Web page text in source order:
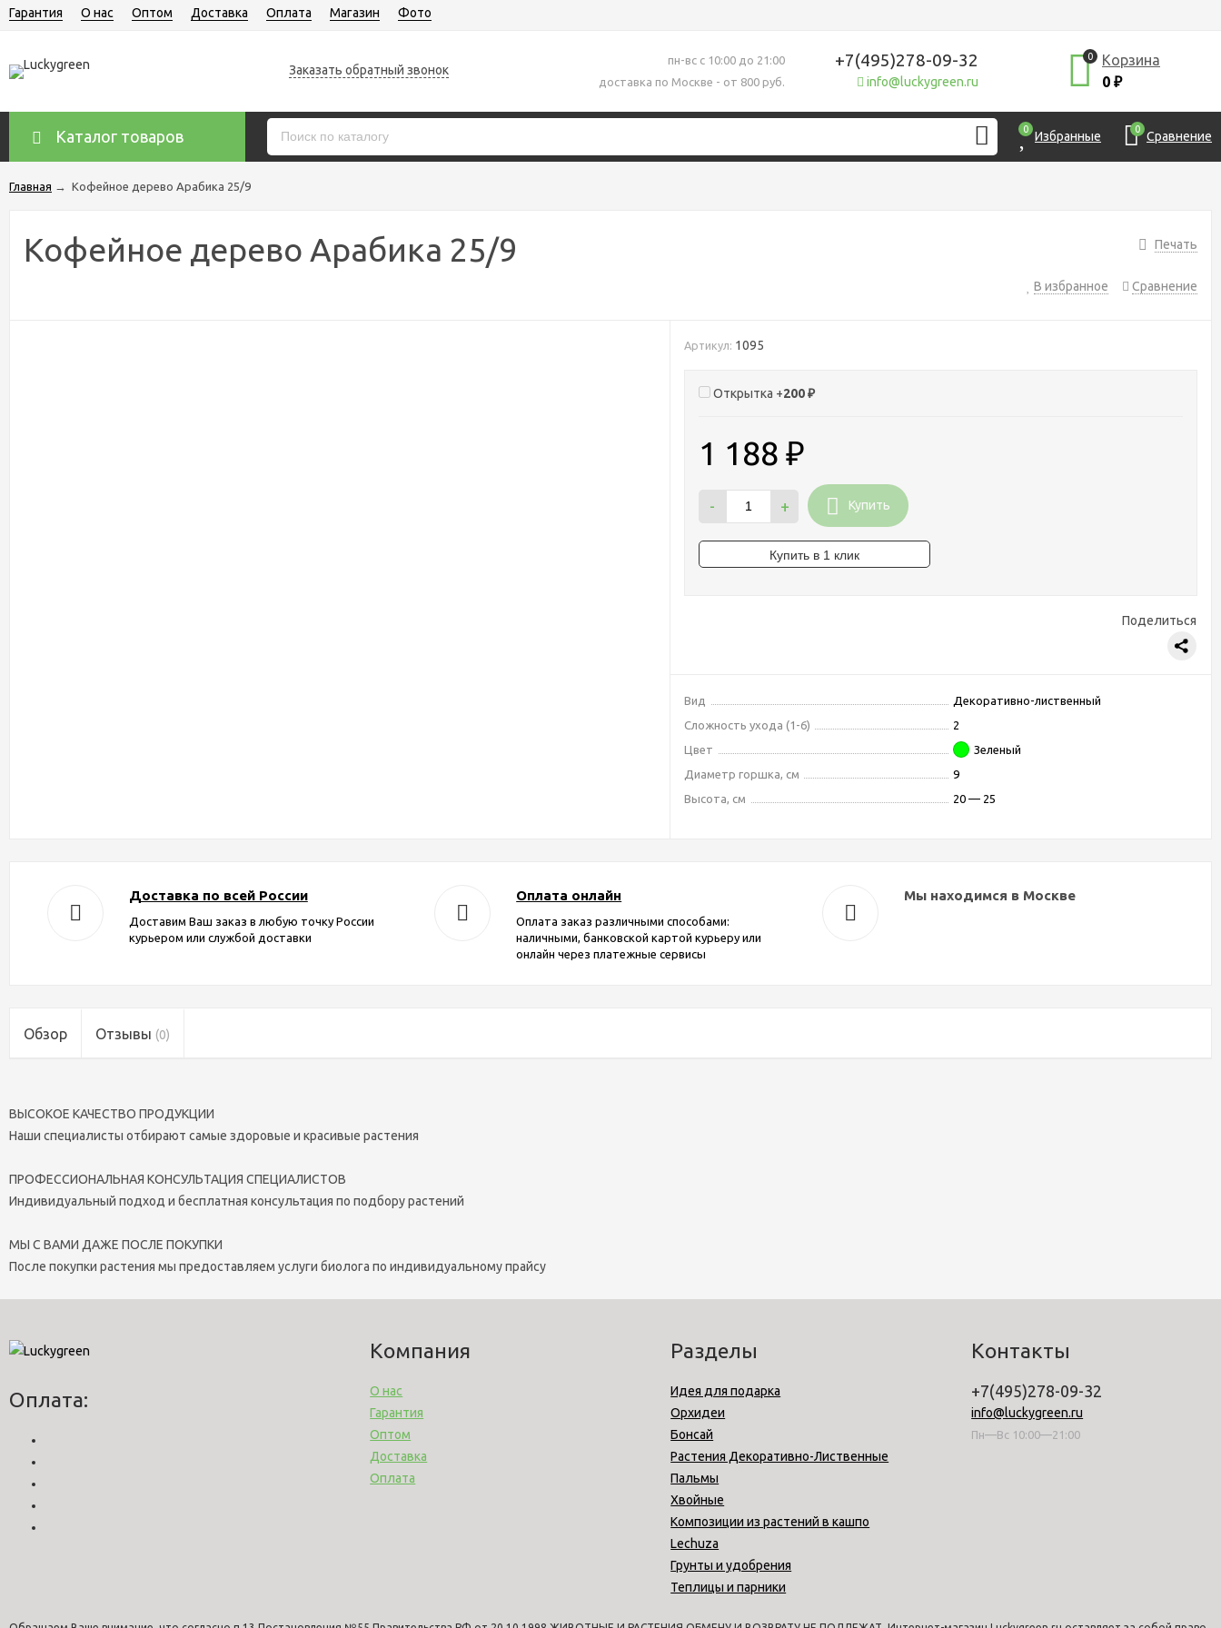
Гарантия О нас Оптом Доставка Оплата Магазин Фото
Заказать обратный звонок
пн-вс с 10:00 до 21:00
доставка по Москве - от 800 руб.
+7(495)278-09-32
info@luckygreen.ru
0
Корзина
0 ₽
Каталог товаров 0 Избранные 0 Сравнение
Главная → Кофейное дерево Арабика 25/9
Печать
Кофейное дерево Арабика 25/9
В избранное Сравнение
Артикул: 1095
Открытка +200₽
1 188₽
- + Купить
Поделиться
Вид
Декоративно-лиственный
Сложность ухода (1-6)
2
Цвет
Зеленый
Диаметр горшка, см
9
Высота, см
20 — 25
Доставка по всей России
Доставим Ваш заказ в любую точку России
курьером или службой доставки
Оплата онлайн
Оплата заказ различными способами:
наличными, банковской картой курьеру или
онлайн через платежные сервисы
Мы находимся в Москве
Обзор Отзывы (0)
ВЫСОКОЕ КАЧЕСТВО ПРОДУКЦИИ
Наши специалисты отбирают самые здоровые и красивые растения
ПРОФЕССИОНАЛЬНАЯ КОНСУЛЬТАЦИЯ СПЕЦИАЛИСТОВ
Индивидуальный подход и бесплатная консультация по подбору растений
МЫ С ВАМИ ДАЖЕ ПОСЛЕ ПОКУПКИ
После покупки растения мы предоставляем услуги биолога по индивидуальному прайсу
Оплата:
Компания
О нас
Гарантия
Оптом
Доставка
Оплата
Разделы
Идея для подарка
Орхидеи
Бонсай
Растения Декоративно-Лиственные
Пальмы
Хвойные
Композиции из растений в кашпо
Lechuza
Грунты и удобрения
Теплицы и парники
Контакты
+7(495)278-09-32
info@luckygreen.ru
Пн—Вс 10:00—21:00